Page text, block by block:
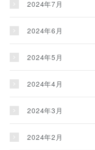
2024年7月
2024年6月
2024年5月
2024年4月
2024年3月
2024年2月